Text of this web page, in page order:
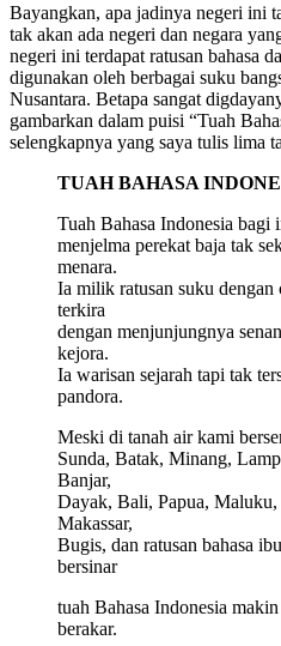
Bayangkan, apa jadinya negeri ini
tak akan ada negeri dan negara
negeri ini terdapat ratusan bahasa
digunakan oleh berbagai suku
Nusantara. Betapa sangat
gambarkan dalam puisi “Tuah
selengkapnya yang saya tulis lima
TUAH BAHASA
Tuah Bahasa Indonesia bagi
menjelma perekat baja tak
menara.
Ia milik ratusan suku dengan
terkira
dengan menjunjungnya
kejora.
Ia warisan sejarah tapi tak
pandora.
Meski di tanah air kami
Sunda, Batak, Minang,
Banjar,
Dayak, Bali, Papua, Maluku,
Makassar,
Bugis, dan ratusan bahasa
bersinar
tuah Bahasa Indonesia
berakar.